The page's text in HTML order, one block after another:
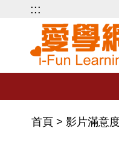
:::
首頁 > 影片滿意